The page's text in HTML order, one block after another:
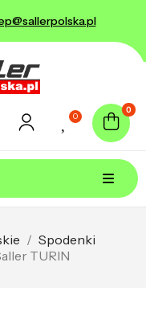
0
0
Spodenki
TURIN